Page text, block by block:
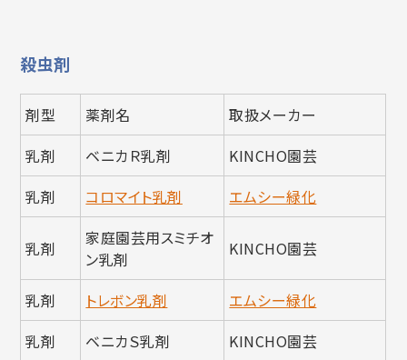
殺虫剤
剤型 薬剤名
取扱メーカー
乳剤
ベニカＲ乳剤
KINCHO園芸
乳剤
コロマイト乳剤 エムシー緑化
乳剤
家庭園芸用スミチオ
ン乳剤
KINCHO園芸
乳剤 トレボン乳剤
エムシー緑化
乳剤
ベニカＳ乳剤
KINCHO園芸